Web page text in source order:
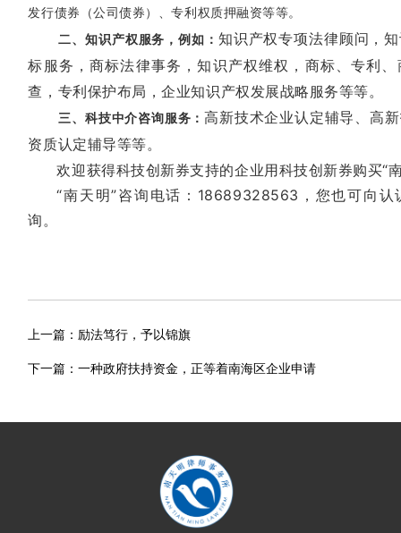
发行债券（公司债券）、专利权质押融资等等。
二、知识产权服务，例如： 知识产权专项法律顾问，
标服务，商标法律事务，知识产权维权，商标、专利
查，专利保护布局，企业知识产权发展战略服务等等。
三、科技中介咨询服务： 高新技术企业认定辅导、高
资质认定辅导等等。
欢迎获得科技创新券支持的企业用科技创新券购买“
“南天明”咨询电话：18689328563，您也可向认
询。
上一篇： 励法笃行，予以锦旗
下一篇：一种政府扶持资金，正等着南海区企业申请